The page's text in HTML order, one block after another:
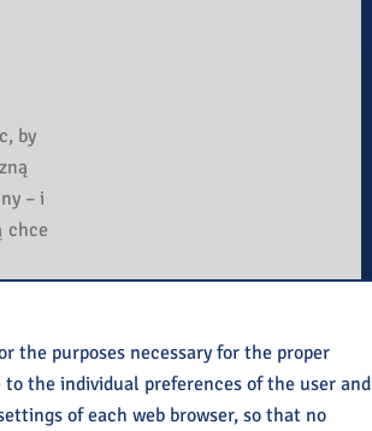
by
– i
chce
się
prosi
the purposes necessary for the proper
the individual preferences of the user and
of each web browser, so that no